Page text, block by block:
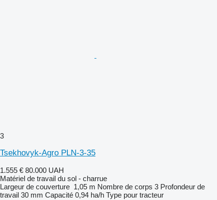
3
Tsekhovyk-Agro PLN-3-35
1.555 € 80.000 UAH
Matériel de travail du sol - charrue
Largeur de couverture 1,05 m Nombre de corps 3 Profondeur de
travail 30 mm Capacité 0,94 ha/h Type pour tracteur